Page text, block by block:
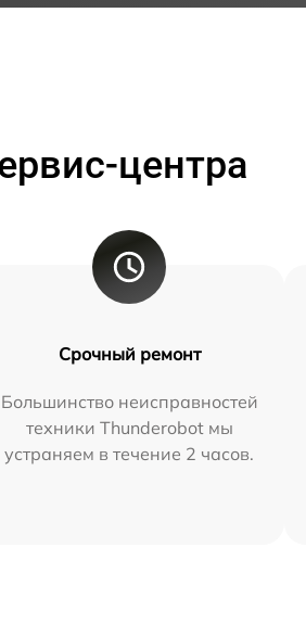
центра
Срочный ремонт
Большинство неисправностей
техники Thunderobot мы
устраняем в течение 2 часов.